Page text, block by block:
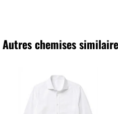
Autres chemises